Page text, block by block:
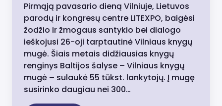
Pirmąją pavasario dieną Vilniuje, Lietuvos
parodų ir kongresų centre LITEXPO, baigėsi
žodžio ir žmogaus santykio bei dialogo
ieškojusi 26-oji tarptautinė Vilniaus knygų
mugė. Šiais metais didžiausias knygų
renginys Baltijos šalyse – Vilniaus knygų
mugė – sulaukė 55 tūkst. lankytojų. Į mugę
susirinko daugiau nei 300…